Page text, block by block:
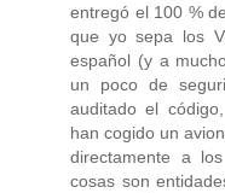
entregó el 100 %
que yo sepa los
español (y a
un poco de
auditado el
han cogido un
directamente a
cosas son